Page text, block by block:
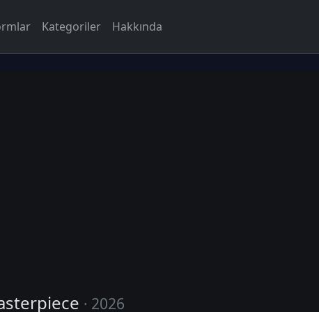
Kategoriler Hakkında
· 2026